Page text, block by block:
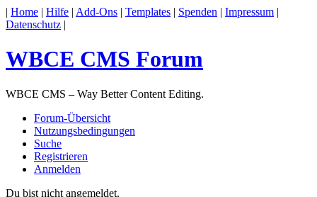
| Home | Hilfe | Add-Ons | Templates | Spenden | Impressum |
Datenschutz |
WBCE CMS Forum
WBCE CMS – Way Better Content Editing.
Forum-Übersicht
Nutzungsbedingungen
Suche
Registrieren
Anmelden
Du bist nicht angemeldet.